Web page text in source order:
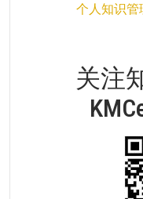
个人知识管
关注